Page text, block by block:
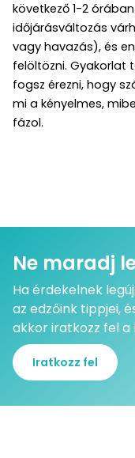
következő 1-2
időjárásváltozás
vagy havazás), és
felöltözni. Gyakorlat
fogsz érezni, hogy
mi a kényelmes,
fázol.
Ne maradj
Ha érdekelnek
az edzőink tippjei,
akkor iratkozz fel a
Iratkozz fel